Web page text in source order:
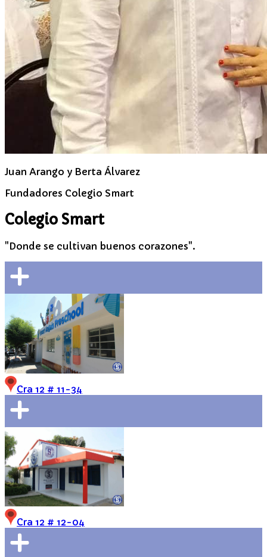
Juan Arango y Berta Álvarez
Fundadores Colegio Smart
Colegio Smart
"Donde se cultivan buenos corazones".
Cra 12 # 11-34
Cra 12 # 12-04